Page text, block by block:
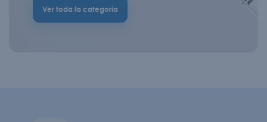
Ver toda la categoría